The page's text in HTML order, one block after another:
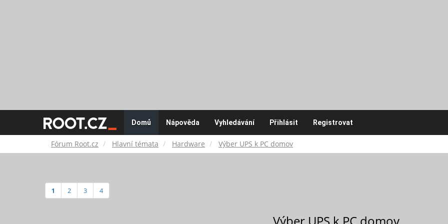
Fórum
Root.cz
Domů Nápověda Vyhledávání Přihlásit Registrovat
Fórum Root.cz Hlavní témata Hardware Výber UPS k PC domov
1 2 3 4